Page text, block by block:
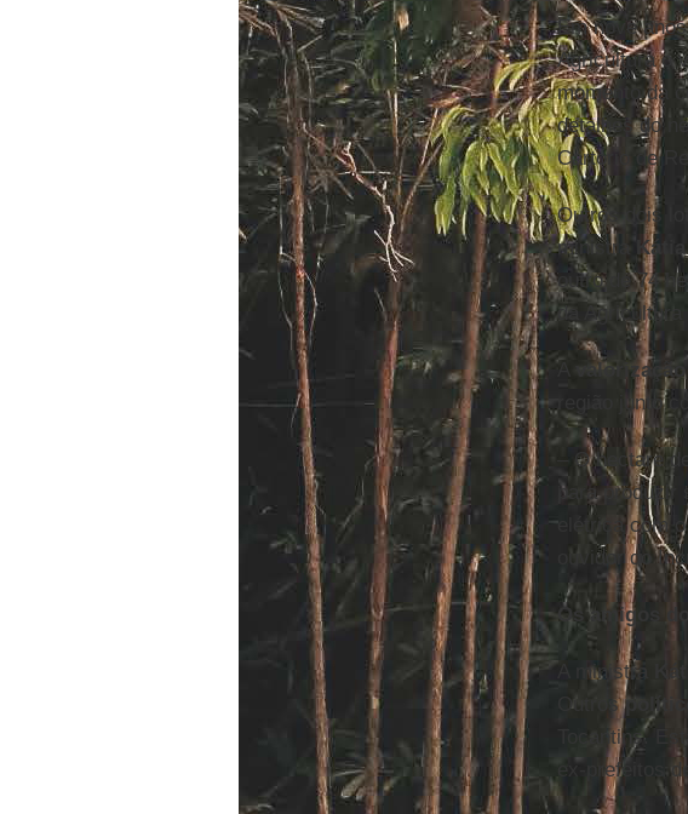
Em nove
Agricultura o
momento da
detalhes do
Cartório de
Outros dois
ministra
outro de 74
da
A valorização
região junto
– O hectare
para
elétrica com
ouvidor do
Os amigos
A ministra
Outros
Tocantins.
ex-prefeitos